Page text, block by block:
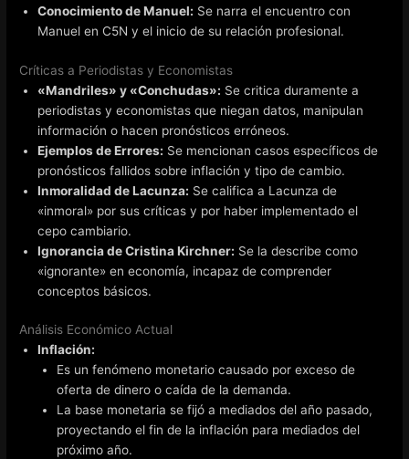
Conocimiento de Manuel: Se narra el encuentro con
Manuel en C5N y el inicio de su relación profesional.
Críticas a Periodistas y Economistas
«Mandriles» y «Conchudas»: Se critica duramente a
periodistas y economistas que niegan datos, manipulan
información o hacen pronósticos erróneos.
Ejemplos de Errores: Se mencionan casos específicos de
pronósticos fallidos sobre inflación y tipo de cambio.
Inmoralidad de Lacunza: Se califica a Lacunza de
«inmoral» por sus críticas y por haber implementado el
cepo cambiario.
Ignorancia de Cristina Kirchner: Se la describe como
«ignorante» en economía, incapaz de comprender
conceptos básicos.
Análisis Económico Actual
Inflación:
Es un fenómeno monetario causado por exceso de
oferta de dinero o caída de la demanda.
La base monetaria se fijó a mediados del año pasado,
proyectando el fin de la inflación para mediados del
próximo año.